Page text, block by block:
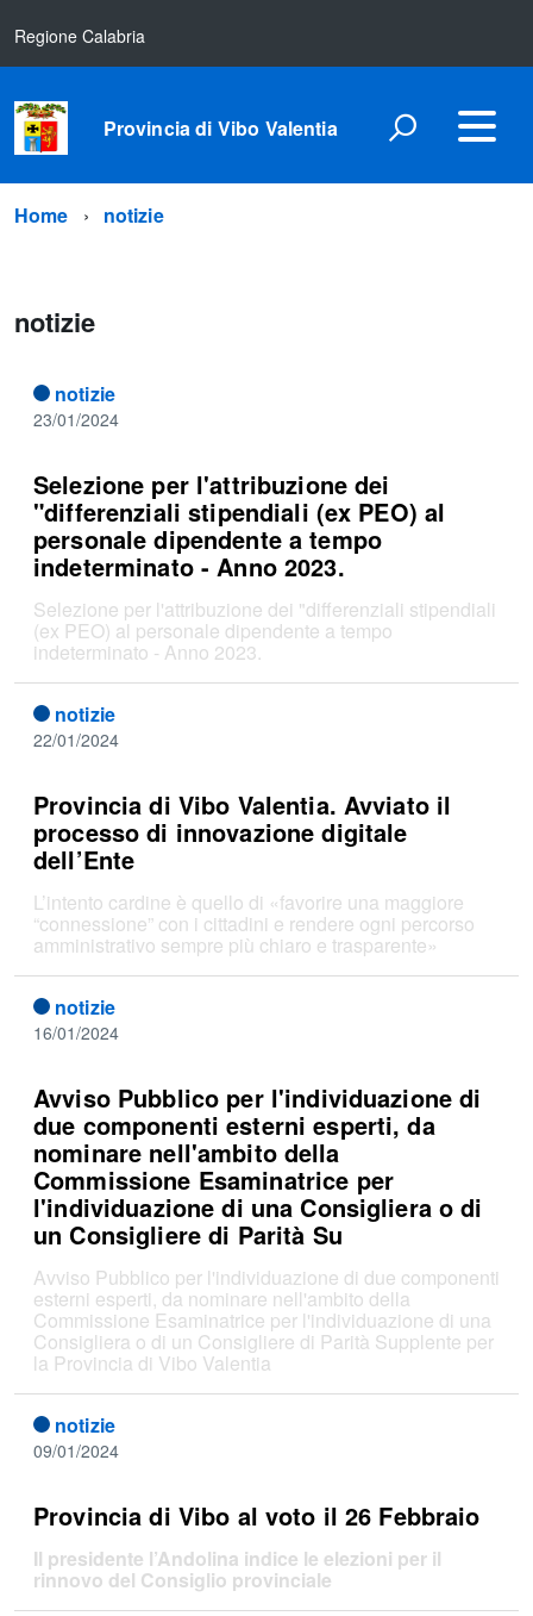
Regione Calabria
Provincia di Vibo Valentia
Home notizie
notizie
notizie
23/01/2024
Selezione per l'attribuzione dei
"differenziali stipendiali (ex PEO) al
personale dipendente a tempo
indeterminato - Anno 2023.
Selezione per l'attribuzione dei "differenziali stipendiali
(ex PEO) al personale dipendente a tempo
indeterminato - Anno 2023.
notizie
22/01/2024
Provincia di Vibo Valentia. Avviato il
processo di innovazione digitale
dell’Ente
L’intento cardine è quello di «favorire una maggiore
“connessione” con i cittadini e rendere ogni percorso
amministrativo sempre più chiaro e trasparente»
notizie
16/01/2024
Avviso Pubblico per l'individuazione di
due componenti esterni esperti, da
nominare nell'ambito della
Commissione Esaminatrice per
l'individuazione di una Consigliera o di
un Consigliere di Parità Su
Avviso Pubblico per l'individuazione di due componenti
esterni esperti, da nominare nell'ambito della
Commissione Esaminatrice per l'individuazione di una
Consigliera o di un Consigliere di Parità Supplente per
la Provincia di Vibo Valentia
notizie
09/01/2024
Provincia di Vibo al voto il 26 Febbraio
Il presidente l’Andolina indice le elezioni per il
rinnovo del Consiglio provinciale